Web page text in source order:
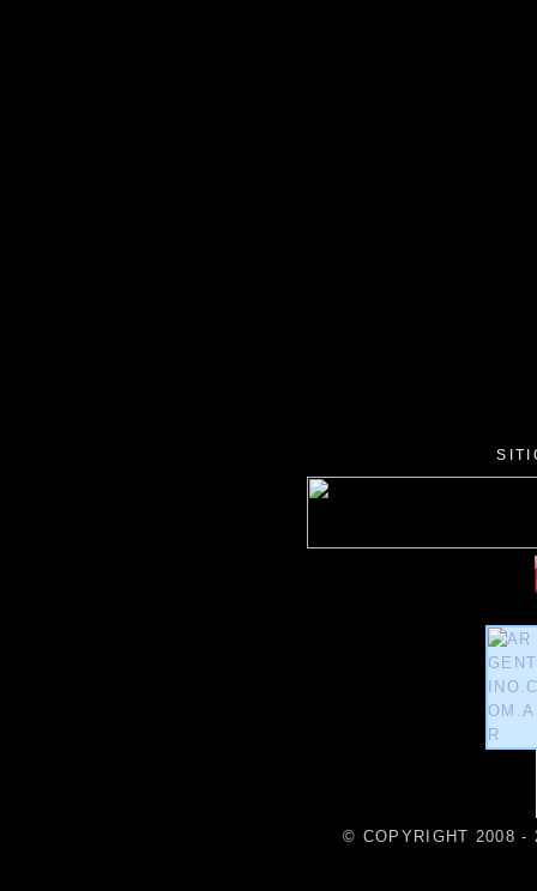
© COPYRIGHT 2008